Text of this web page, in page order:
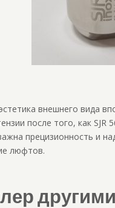
внешнего вида
после того, как SJR
прецизионность и
люфтов.